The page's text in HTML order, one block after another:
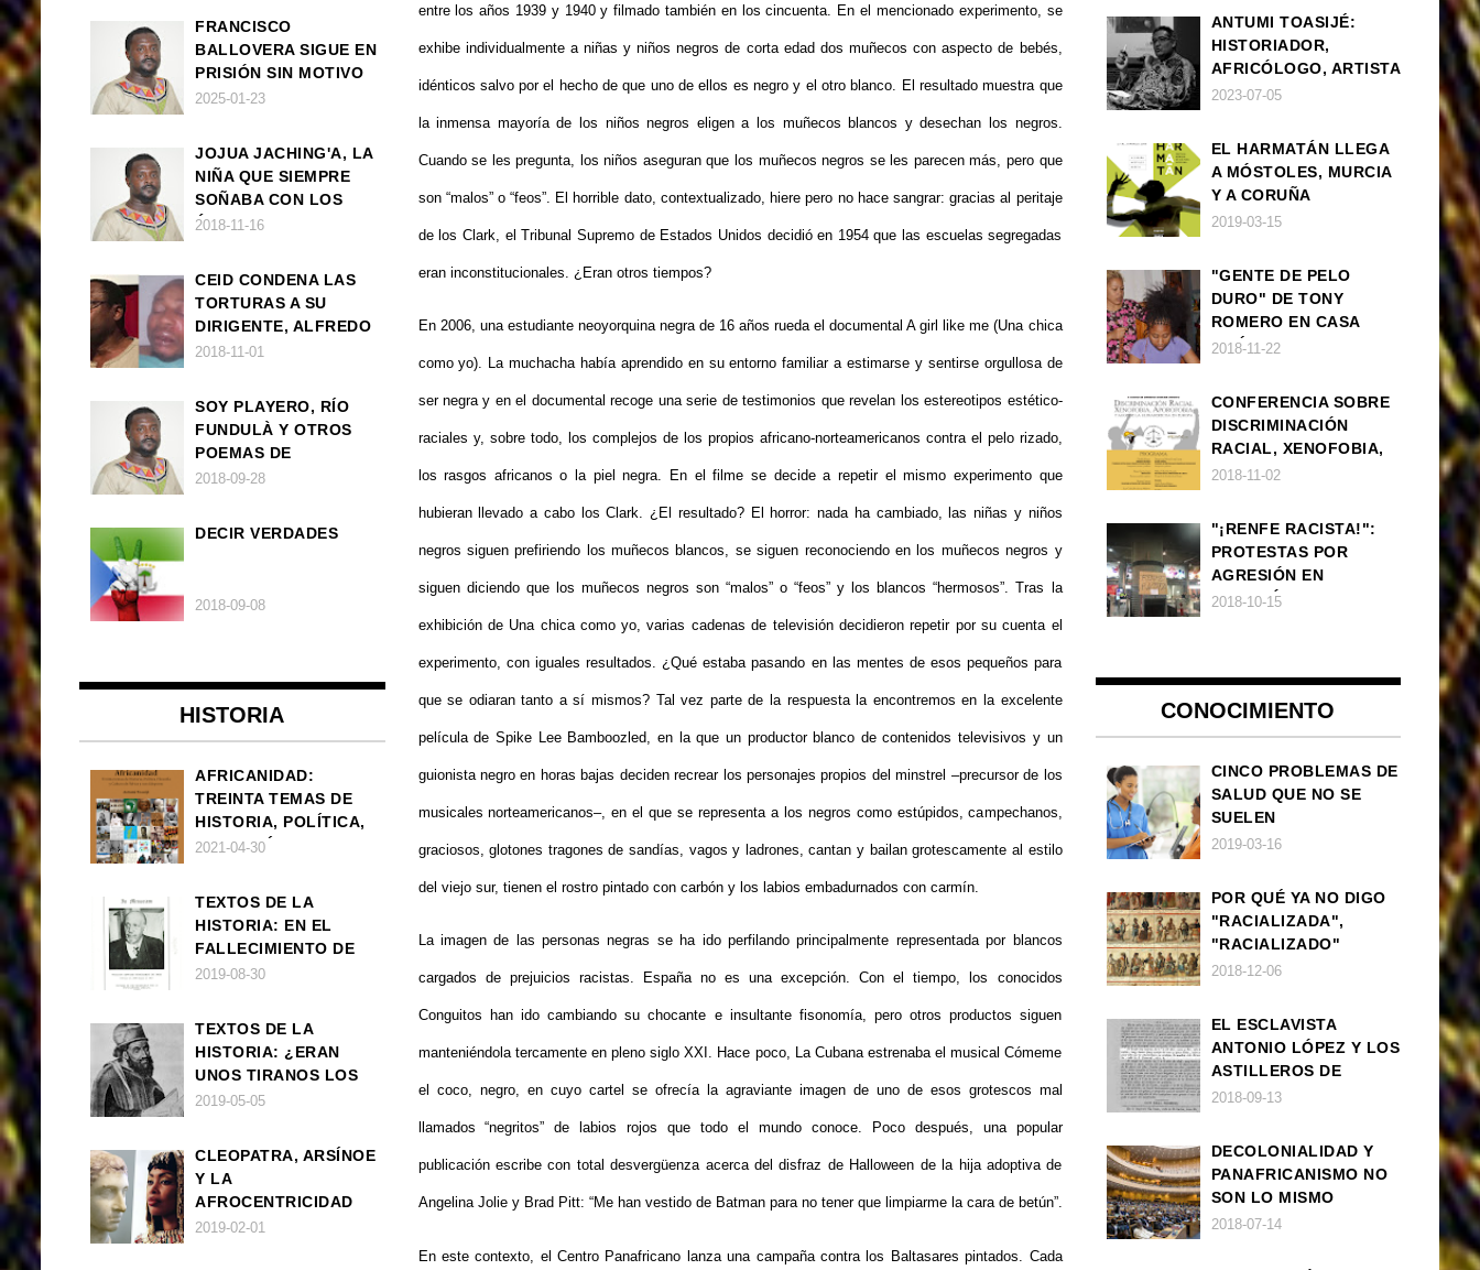
entre los años 1939 y 1940 y filmado también en los cincuenta. En el mencionado experimento, se
exhibe individualmente a niñas y niños negros de corta edad dos muñecos con aspecto de bebés,
idénticos salvo por el hecho de que uno de ellos es negro y el otro blanco. El resultado muestra que
la inmensa mayoría de los niños negros eligen a los muñecos blancos y desechan los negros.
Cuando se les pregunta, los niños aseguran que los muñecos negros se les parecen más, pero que
son “malos” o “feos”. El horrible dato, contextualizado, hiere pero no hace sangrar: gracias al peritaje
de los Clark, el Tribunal Supremo de Estados Unidos decidió en 1954 que las escuelas segregadas
eran inconstitucionales. ¿Eran otros tiempos?
En 2006, una estudiante neoyorquina negra de 16 años rueda el documental A girl like me (Una chica
como yo). La muchacha había aprendido en su entorno familiar a estimarse y sentirse orgullosa de
ser negra y en el documental recoge una serie de testimonios que revelan los estereotipos estético-
raciales y, sobre todo, los complejos de los propios africano-norteamericanos contra el pelo rizado,
los rasgos africanos o la piel negra. En el filme se decide a repetir el mismo experimento que
hubieran llevado a cabo los Clark. ¿El resultado? El horror: nada ha cambiado, las niñas y niños
negros siguen prefiriendo los muñecos blancos, se siguen reconociendo en los muñecos negros y
siguen diciendo que los muñecos negros son “malos” o “feos” y los blancos “hermosos”. Tras la
exhibición de Una chica como yo, varias cadenas de televisión decidieron repetir por su cuenta el
experimento, con iguales resultados. ¿Qué estaba pasando en las mentes de esos pequeños para
que se odiaran tanto a sí mismos? Tal vez parte de la respuesta la encontremos en la excelente
película de Spike Lee Bamboozled, en la que un productor blanco de contenidos televisivos y un
guionista negro en horas bajas deciden recrear los personajes propios del minstrel –precursor de los
musicales norteamericanos–, en el que se representa a los negros como estúpidos, campechanos,
graciosos, glotones tragones de sandías, vagos y ladrones, cantan y bailan grotescamente al estilo
del viejo sur, tienen el rostro pintado con carbón y los labios embadurnados con carmín.
La imagen de las personas negras se ha ido perfilando principalmente representada por blancos
cargados de prejuicios racistas. España no es una excepción. Con el tiempo, los conocidos
Conguitos han ido cambiando su chocante e insultante fisonomía, pero otros productos siguen
manteniéndola tercamente en pleno siglo XXI. Hace poco, La Cubana estrenaba el musical Cómeme
el coco, negro, en cuyo cartel se ofrecía la agraviante imagen de uno de esos grotescos mal
llamados “negritos” de labios rojos que todo el mundo conoce. Poco después, una popular
publicación escribe con total desvergüenza acerca del disfraz de Halloween de la hija adoptiva de
Angelina Jolie y Brad Pitt: “Me han vestido de Batman para no tener que limpiarme la cara de betún”.
En este contexto, el Centro Panafricano lanza una campaña contra los Baltasares pintados. Cada
FRANCISCO
BALLOVERA SIGUE EN
PRISIÓN SIN MOTIVO
ALGUNO
2025-01-23
JOJUA JACHING'A, LA
NIÑA QUE SIEMPRE
SOÑABA CON LOS
ÁNGELES (UN CUENTO
2018-11-16
CEID CONDENA LAS
TORTURAS A SU
DIRIGENTE, ALFREDO
OKENVE
2018-11-01
SOY PLAYERO, RÍO
FUNDULÀ Y OTROS
POEMAS DE
FRANCISCO
2018-09-28
DECIR VERDADES
2018-09-08
HISTORIA
AFRICANIDAD:
TREINTA TEMAS DE
HISTORIA, POLÍTICA,
FILOSOFÍA Y CULTURA
2021-04-30
TEXTOS DE LA
HISTORIA: EN EL
FALLECIMIENTO DE
W.E.B. DU BOIS
2019-08-30
TEXTOS DE LA
HISTORIA: ¿ERAN
UNOS TIRANOS LOS
FARAONES?
2019-05-05
CLEOPATRA, ARSÍNOE
Y LA
AFROCENTRICIDAD
MAL ENTENDIDA
2019-02-01
ANTUMI TOASIJÉ:
HISTORIADOR,
AFRICÓLOGO, ARTISTA
2023-07-05
EL HARMATÁN LLEGA
A MÓSTOLES, MURCIA
Y A CORUÑA
2019-03-15
"GENTE DE PELO
DURO" DE TONY
ROMERO EN CASA
AMÉRICA
2018-11-22
CONFERENCIA SOBRE
DISCRIMINACIÓN
RACIAL, XENOFOBIA,
APOROFOBIA Y AUGE
2018-11-02
"¡RENFE RACISTA!":
PROTESTAS POR
AGRESIÓN EN
ESTACIÓN DE TREN DE
2018-10-15
CONOCIMIENTO
CINCO PROBLEMAS DE
SALUD QUE NO SE
SUELEN
DIAGNOSTICAR BIEN
2019-03-16
POR QUÉ YA NO DIGO
"RACIALIZADA",
"RACIALIZADO"
2018-12-06
EL ESCLAVISTA
ANTONIO LÓPEZ Y LOS
ASTILLEROS DE
NAVANTIA
2018-09-13
DECOLONIALIDAD Y
PANAFRICANISMO NO
SON LO MISMO
2018-07-14